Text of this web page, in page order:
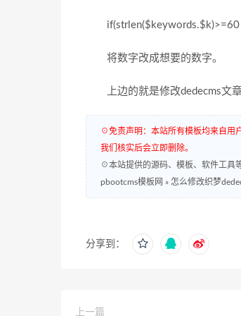
if(strlen($keywords.$k)>=60
将数字改成想要的数字。
上边的就是修改dedecms文章
☉免责声明：本站所有模板均来自用
我们核实后会立即删除。
☉本站提供的源码、模板、软件工具
pbootcms模板网 » 怎么修改织梦
分享到：
上一篇